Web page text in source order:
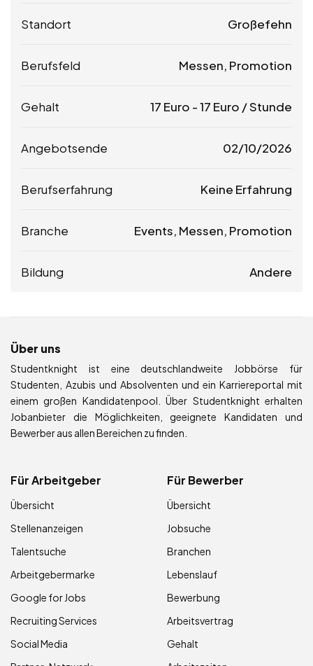
Standort Großefehn
Berufsfeld Messen, Promotion
Gehalt 17 Euro -17 Euro / Stunde
Angebotsende 02/10/2026
Berufserfahrung Keine Erfahrung
Branche Events, Messen, Promotion
Bildung Andere
Über uns
Studentknight ist eine deutschlandweite Jobbörse für
Studenten, Azubis und Absolventen und ein Karriereportal mit
einem großen Kandidatenpool. Über Studentknight erhalten
Jobanbieter die Möglichkeiten, geeignete Kandidaten und
Bewerber aus allen Bereichen zu finden.
Für Arbeitgeber
Übersicht
Stellenanzeigen
Talentsuche
Arbeitgebermarke
Google for Jobs
Recruiting Services
Social Media
Für Bewerber
Übersicht
Jobsuche
Branchen
Lebenslauf
Bewerbung
Arbeitsvertrag
Gehalt